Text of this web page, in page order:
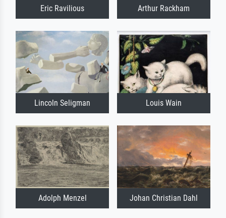
Eric Ravilious Arthur Rackham
Lincoln Seligman Louis Wain
Adolph Menzel Johan Christian Dahl